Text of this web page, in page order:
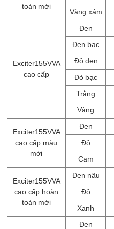
toàn mới
Vàng xám
Exciter155VVA
cao cấp
Đen
Đen bạc
Đỏ đen
Đỏ bạc
Trắng
Vàng
Exciter155VVA
cao cấp màu
mới
Đen
Đỏ
Cam
Exciter155VVA
cao cấp hoàn
toàn mới
Đen nâu
Đỏ
Xanh
Đen